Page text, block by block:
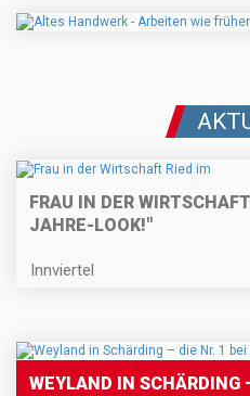
FRAU IN DER
JAHRE-LOOK!"
Innviertel
WEYLAND IN SCHÄRDING